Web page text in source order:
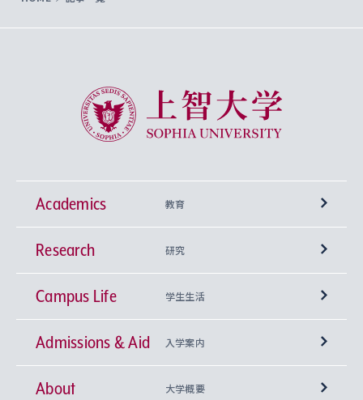
上智大学 Sophia University
Academics 教育
学部
神学部
文学部
総合人間科学部
興味から学科を探す
上智大学の全学共通教育
基盤教育センター
上智大学の語学教育
Research 研究
研究所 等
キリスト教文化研究所
中世思想研究所
Sophia Open Research Weeks (SORW)
産官学連携
Campus Life 学生生活
学期区分と授業時間割
課外活動
Admissions & Aid 入学案内
上智大学で取得できる学位
About 大学概要